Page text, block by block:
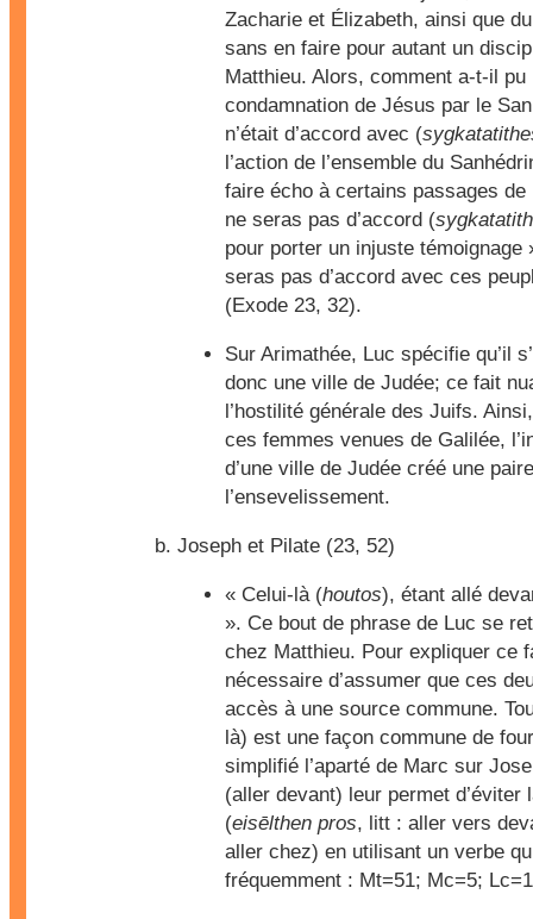
Zacharie et Élizabeth, ainsi que
sans en faire pour autant un
Matthieu. Alors, comment a-t-il
condamnation de Jésus par le
n’était d’accord avec (
l’action de l’ensemble du
faire écho à certains passages de
ne seras pas d’accord (
pour porter un injuste témoignage
seras pas d’accord avec ces
(Exode 23, 32).
Sur Arimathée, Luc spécifie qu’il
donc une ville de Judée; ce fait
l’hostilité générale des Juifs.
ces femmes venues de Galilée,
d’une ville de Judée créé une
l’ensevelissement.
Joseph et Pilate (23, 52)
« Celui-là (houtos), étant allé
». Ce bout de phrase de Luc se
chez Matthieu. Pour expliquer ce
nécessaire d’assumer que ces
accès à une source commune.
là) est une façon commune de
simplifié l’aparté de Marc sur
(aller devant) leur permet d’éviter
(eisēlthen pros, litt : aller vers
aller chez) en utilisant un verbe
fréquemment : Mt=51; Mc=5;